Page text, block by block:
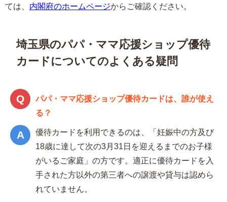
ては、 内閣府のホームページからご確認ください。
埼玉県のパパ・ママ応援ショップ優待
カードについてのよくある疑問
パパ・ママ応援ショップ優待カードは、誰が使え
る？
優待カードを利用できるのは、「妊娠中の方及び
18歳に達して次の3月31日を迎えるまでのお子様
がいるご家庭」の方です。適正に優待カードを入
手された方以外の第三者への譲渡や貸与は認めら
れていません。